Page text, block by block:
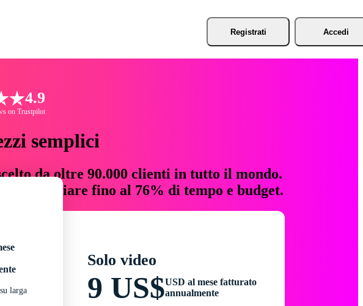
Registrati Accedi
4.9
on Trustpilot
semplici
da oltre 90.000 clienti in tutto il mondo.
risparmiare fino al 76% di tempo e budget.
larga
Solo video
9 US$USD al mese fatturato
annualmente